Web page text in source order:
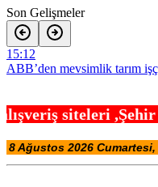
Son Gelişmeler
15:12
ABB’den mevsimlik tarım
Nilüfer’de Kent Rehberi ve
15:00
ATA Çiftliği’nde karabuğday
,Şehir